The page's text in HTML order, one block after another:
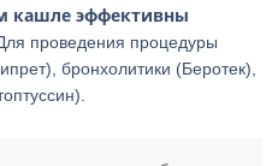
кашле эффективны
проведения процедуры
бронхолитики (Беротек),